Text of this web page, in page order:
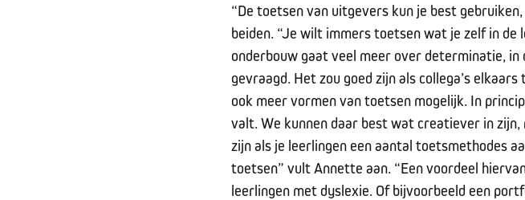
“De toetsen van uitgevers kun je best
beiden. “Je wilt immers toetsen wat je zelf in de
onderbouw gaat veel meer over determinatie,
gevraagd. Het zou goed zijn als collega’s
ook meer vormen van toetsen mogelijk. In
valt. We kunnen daar best wat creatiever in zijn,
zijn als je leerlingen een aantal toetsmethodes
toetsen” vult Annette aan. “Een voordeel
leerlingen met dyslexie. Of bijvoorbeeld een